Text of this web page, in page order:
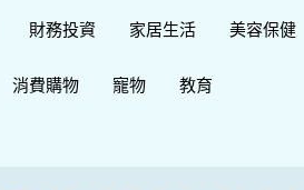
財務投資 家居生活 美容保健
消費購物 寵物 教育